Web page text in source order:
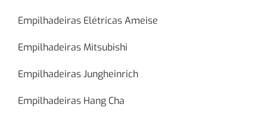
Empilhadeiras Elétricas Ameise
Empilhadeiras Mitsubishi
Empilhadeiras Jungheinrich
Empilhadeiras Hang Cha